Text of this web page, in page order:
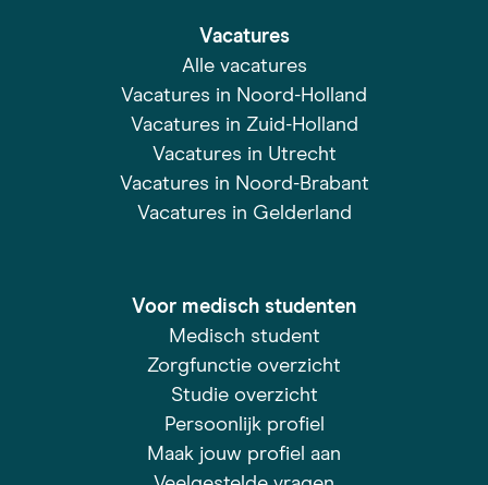
Vacatures
Alle vacatures
Vacatures in Noord-Holland
Vacatures in Zuid-Holland
Vacatures in Utrecht
Vacatures in Noord-Brabant
Vacatures in Gelderland
Voor medisch studenten
Medisch student
Zorgfunctie overzicht
Studie overzicht
Persoonlijk profiel
Maak jouw profiel aan